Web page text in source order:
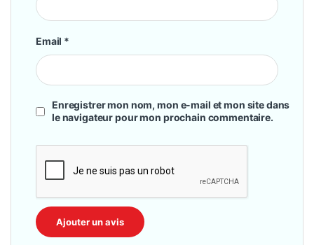
Email *
Enregistrer mon nom, mon e-mail et mon site dans
le navigateur pour mon prochain commentaire.